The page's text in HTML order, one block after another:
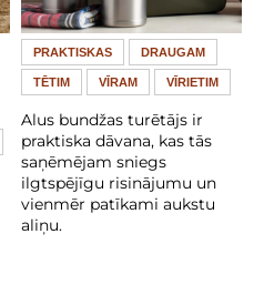
PRAKTISKAS DRAUGAM
TĒTIM VĪRAM VĪRIETIM
Alus bundžas turētājs ir
praktiska dāvana, kas tās
saņēmējam sniegs
ilgtspējīgu risinājumu un
vienmēr patīkami aukstu
aliņu.